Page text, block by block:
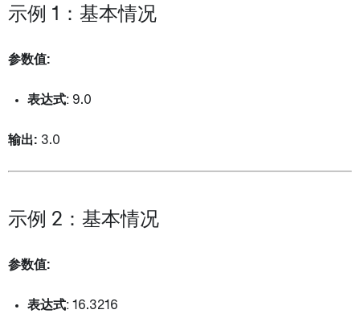
示例 1：基本情况
参数值:
表达式: 9.0
输出: 3.0
示例 2：基本情况
参数值:
表达式: 16.3216